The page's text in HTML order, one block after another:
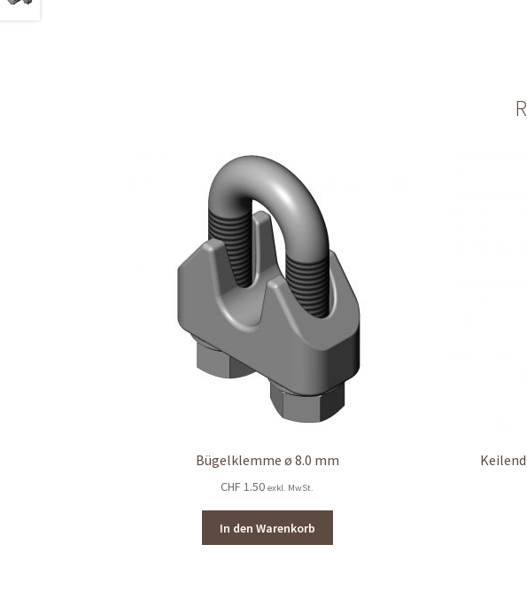
Bügelklemme ø 8.0 mm
CHF 1.50 exkl. MwSt.
In den Warenkorb